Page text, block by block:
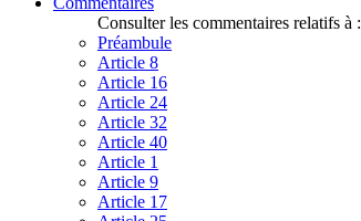
Consulter les commentaires relatifs à :
Préambule
Article 8
Article 16
Article 24
Article 32
Article 40
Article 1
Article 9
Article 17